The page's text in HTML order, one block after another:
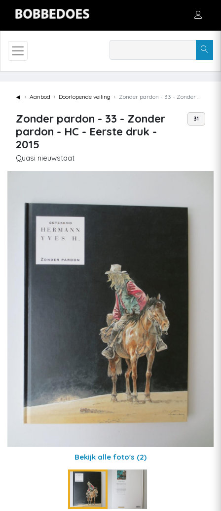
◄ Aanbod Doorlopende veiling Zonder pardon - 33 - Zonder pardon - HC - Eerste druk - 2015
Zonder pardon - 33 - Zonder
pardon - HC - Eerste druk -
2015
Quasi nieuwstaat
31
Bekijk alle foto's (2)